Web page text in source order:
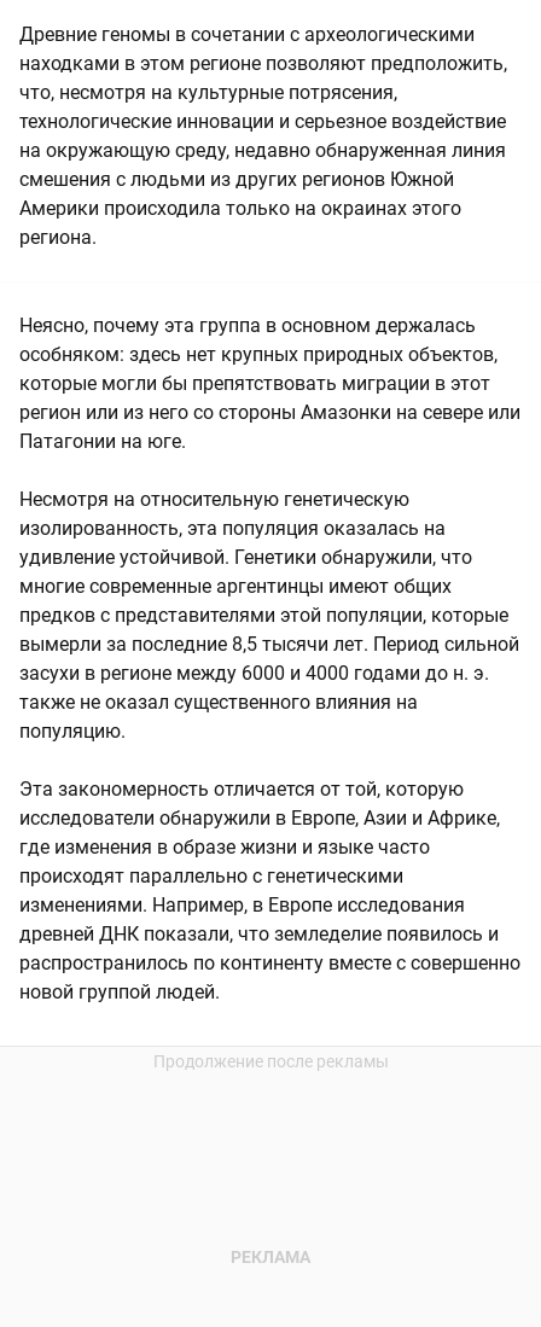
Древние геномы в сочетании с археологическими
находками в этом регионе позволяют предположить,
что, несмотря на культурные потрясения,
технологические инновации и серьезное воздействие
на окружающую среду, недавно обнаруженная линия
смешения с людьми из других регионов Южной
Америки происходила только на окраинах этого
региона.
Неясно, почему эта группа в основном держалась
особняком: здесь нет крупных природных объектов,
которые могли бы препятствовать миграции в этот
регион или из него со стороны Амазонки на севере или
Патагонии на юге.
Несмотря на относительную генетическую
изолированность, эта популяция оказалась на
удивление устойчивой. Генетики обнаружили, что
многие современные аргентинцы имеют общих
предков с представителями этой популяции, которые
вымерли за последние 8,5 тысячи лет. Период сильной
засухи в регионе между 6000 и 4000 годами до н. э.
также не оказал существенного влияния на
популяцию.
Эта закономерность отличается от той, которую
исследователи обнаружили в Европе, Азии и Африке,
где изменения в образе жизни и языке часто
происходят параллельно с генетическими
изменениями. Например, в Европе исследования
древней ДНК показали, что земледелие появилось и
распространилось по континенту вместе с совершенно
новой группой людей.